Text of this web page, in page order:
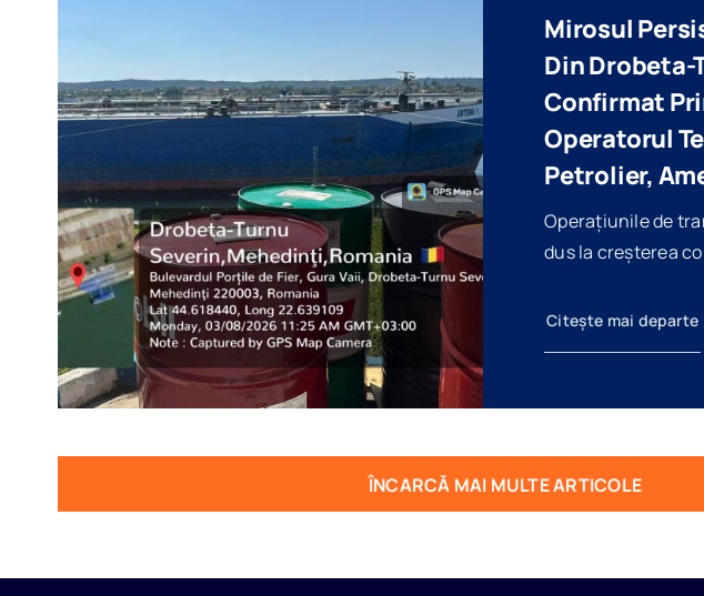
Mirosul
Din Drobeta-
Confirmat
Operatorul
Petrolier,
Operațiunile de
dus la creșterea
Citește mai departe
ÎNCARCĂ MAI MULTE ARTICOLE